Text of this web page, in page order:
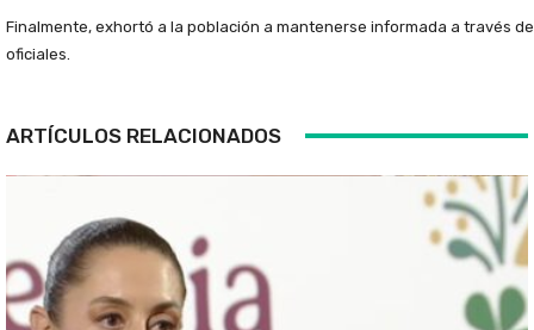
Finalmente, exhortó a la población a mantenerse informada a través
oficiales.
ARTÍCULOS RELACIONADOS